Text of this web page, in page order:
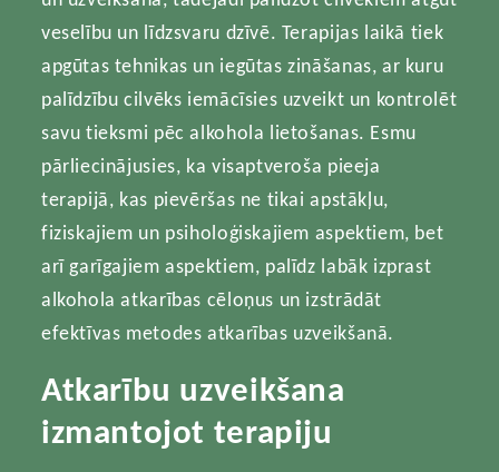
veselību un līdzsvaru dzīvē. Terapijas laikā tiek
apgūtas tehnikas un iegūtas zināšanas, ar kuru
palīdzību cilvēks iemācīsies uzveikt un kontrolēt
savu tieksmi pēc alkohola lietošanas. Esmu
pārliecinājusies, ka visaptveroša pieeja
terapijā, kas pievēršas ne tikai apstākļu,
fiziskajiem un psiholoģiskajiem aspektiem, bet
arī garīgajiem aspektiem, palīdz labāk izprast
alkohola atkarības cēloņus un izstrādāt
efektīvas metodes atkarības uzveikšanā.
Atkarību uzveikšana
izmantojot terapiju